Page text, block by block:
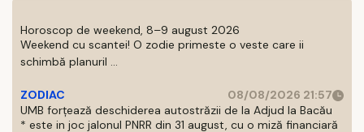
Horoscop de weekend, 8–9 august 2026
Weekend cu scantei! O zodie primeste o veste care ii
schimbă planuril ...
ZODIAC
08/08/2026 21:57
UMB forțează deschiderea autostrăzii de la Adjud la Bacău
* este in joc jalonul PNRR din 31 august, cu o miză financiară